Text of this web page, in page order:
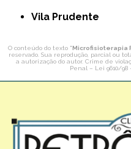
Vila Prudente
O conteúdo do texto "Microfisioterapia
reservado. Sua reprodução, parcial ou
a autorização do autor. Crime de
Penal – Lei 9610/